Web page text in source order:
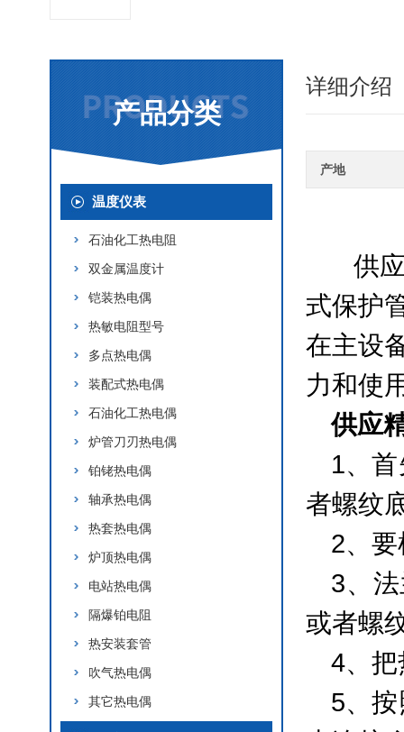
产品分类
温度仪表
石油化工热电阻
双金属温度计
铠装热电偶
热敏电阻型号
多点热电偶
装配式热电偶
石油化工热电偶
炉管刀刃热电偶
铂铑热电偶
轴承热电偶
热套热电偶
炉顶热电偶
电站热电偶
隔爆铂电阻
热安装套管
吹气热电偶
其它热电偶
详细介绍
产地
供
式保护
在主设
力和使
供应
1、
者螺纹
2、
3、
或者螺
4、
5、